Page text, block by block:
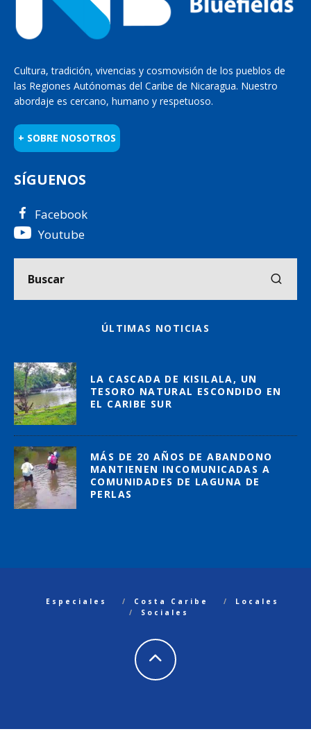
Cultura, tradición, vivencias y cosmovisión de los pueblos de
las Regiones Autónomas del Caribe de Nicaragua. Nuestro
abordaje es cercano, humano y respetuoso.
+ SOBRE NOSOTROS
SÍGUENOS
Facebook
Youtube
ÚLTIMAS NOTICIAS
LA CASCADA DE KISILALA, UN
TESORO NATURAL ESCONDIDO EN
EL CARIBE SUR
MÁS DE 20 AÑOS DE ABANDONO
MANTIENEN INCOMUNICADAS A
COMUNIDADES DE LAGUNA DE
PERLAS
Especiales Costa Caribe
Locales
Sociales